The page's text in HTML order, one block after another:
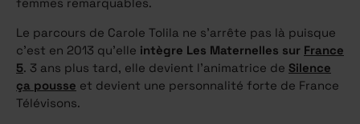
femmes remarquables.
Le parcours de Carole Tolila ne s’arrête pas là puisque
c’est en 2013 qu’elle intègre Les Maternelles sur France
5. 3 ans plus tard, elle devient l’animatrice de Silence
ça pousse et devient une personnalité forte de France
Télévisons.